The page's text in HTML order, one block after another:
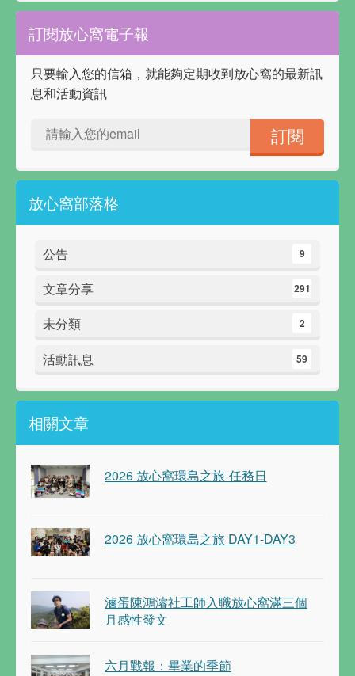
訂閱放心窩電子報
只要輸入您的信箱，就能夠定期收到放心窩的最新訊
息和活動資訊
放心窩部落格
公告 9
文章分享 291
未分類 2
活動訊息 59
相關文章
2026 放心窩環島之旅-任務日
2026 放心窩環島之旅 DAY1-DAY3
滷蛋陳鴻濬社工師入職放心窩滿三個
月感性發文
六月戰報：畢業的季節